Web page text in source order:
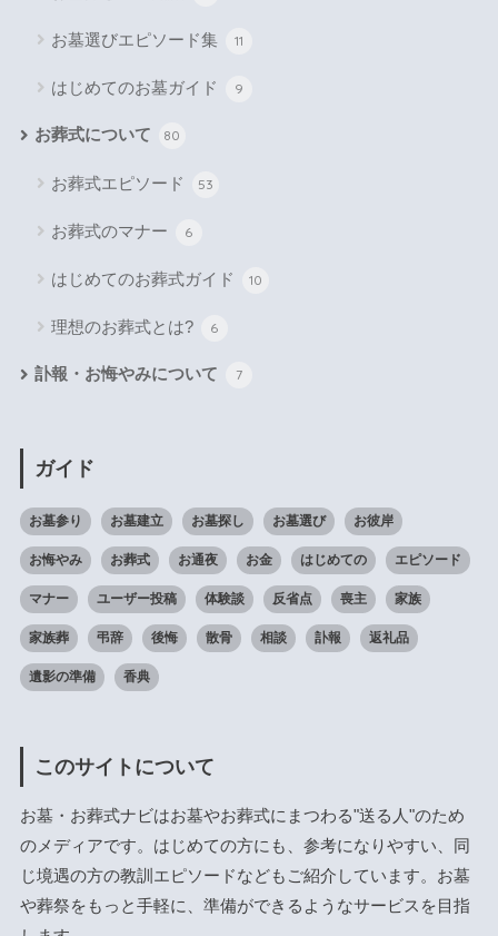
お墓選びエピソード集 11
はじめてのお墓ガイド 9
お葬式について 80
お葬式エピソード 53
お葬式のマナー 6
はじめてのお葬式ガイド 10
理想のお葬式とは? 6
訃報・お悔やみについて 7
ガイド
お墓参り お墓建立 お墓探し お墓選び お彼岸
お悔やみ お葬式 お通夜 お金 はじめての エピソード
マナー ユーザー投稿 体験談 反省点 喪主 家族
家族葬 弔辞 後悔 散骨 相談 訃報 返礼品
遺影の準備 香典
このサイトについて
お墓・お葬式ナビはお墓やお葬式にまつわる"送る人"のため
のメディアです。はじめての方にも、参考になりやすい、同
じ境遇の方の教訓エピソードなどもご紹介しています。お墓
や葬祭をもっと手軽に、準備ができるようなサービスを目指